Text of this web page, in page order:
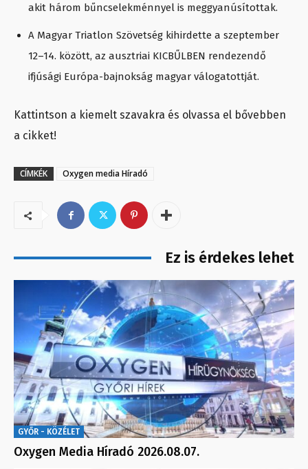
akit három bűncselekménnyel is meggyanúsítottak.
A Magyar Triatlon Szövetség kihirdette a szeptember
12–14. között, az ausztriai KICBŰLBEN rendezendő
ifjúsági Európa-bajnokság magyar válogatottját.
Kattintson a kiemelt szavakra és olvassa el bővebben
a cikket!
CÍMKÉK Oxygen media Híradó
Ez is érdekes lehet
GYŐR - KÖZÉLET
Oxygen Media Híradó 2026.08.07.